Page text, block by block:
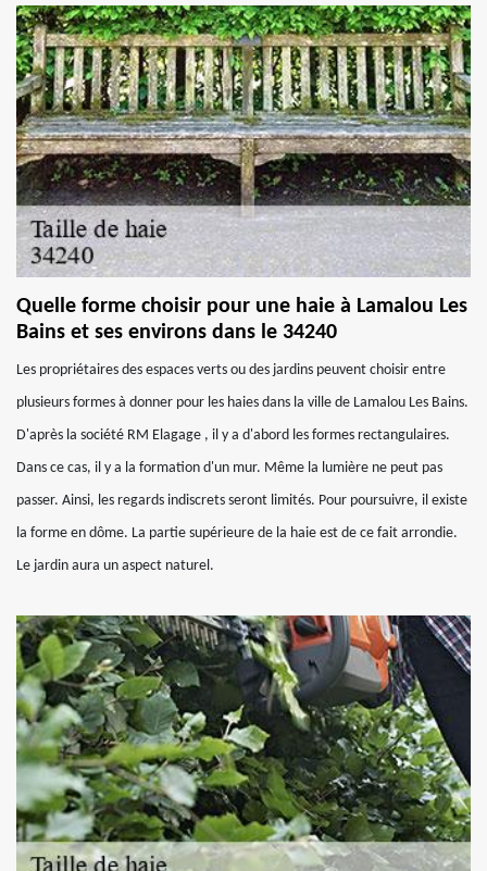
Quelle forme choisir pour une haie à Lamalou Les
Bains et ses environs dans le 34240
Les propriétaires des espaces verts ou des jardins peuvent choisir entre
plusieurs formes à donner pour les haies dans la ville de Lamalou Les Bains.
D'après la société RM Elagage , il y a d'abord les formes rectangulaires.
Dans ce cas, il y a la formation d'un mur. Même la lumière ne peut pas
passer. Ainsi, les regards indiscrets seront limités. Pour poursuivre, il existe
la forme en dôme. La partie supérieure de la haie est de ce fait arrondie.
Le jardin aura un aspect naturel.